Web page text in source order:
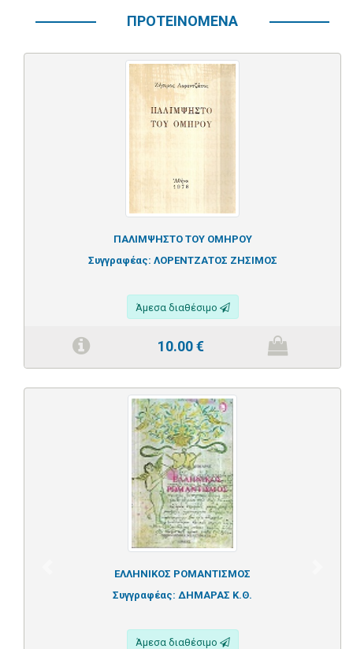
ΠΡΟΤΕΙΝΟΜΕΝΑ
ΠΑΛΙΜΨΗΣΤΟ ΤΟΥ ΟΜΗΡΟΥ
Συγγραφέας: ΛΟΡΕΝΤΖΑΤΟΣ ΖΗΣΙΜΟΣ
Άμεσα διαθέσιμο
10.00€
ΕΛΛΗΝΙΚΟΣ ΡΟΜΑΝΤΙΣΜΟΣ
Συγγραφέας: ΔΗΜΑΡΑΣ Κ.Θ.
Άμεσα διαθέσιμο